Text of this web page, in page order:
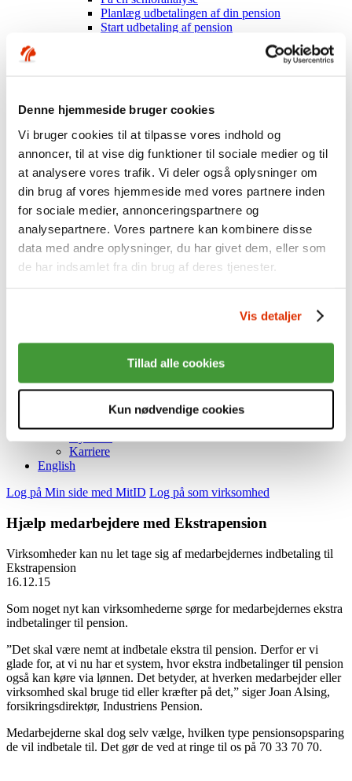
Denne hjemmeside bruger cookies
Vi bruger cookies til at tilpasse vores indhold og
annoncer, til at vise dig funktioner til sociale medier og til
at analysere vores trafik. Vi deler også oplysninger om
din brug af vores hjemmeside med vores partnere inden
for sociale medier, annonceringspartnere og
analysepartnere. Vores partnere kan kombinere disse
data med andre oplysninger, du har givet dem, eller som
de har indsamlet fra din brug af deres tjenester.
Vis detaljer
Tillad alle cookies
Kun nødvendige cookies
Planlæg udbetalingen af din pension
Start udbetaling af pension
Virksomhedsvejledninger
Overenskomster og koder
Om ordningen
Hent materiale
Mest muligt til medarbejderne
Sundhedsordning
Indhold i ordningen
Få besøg af os
Om Industriens Pension
Fakta om os
Hvem er vi?
Sådan investerer vi
Ansvarlige investeringer
Afkast
Aktiver
Karriere
English
Log på Min side med MitID Log på som virksomhed
Hjælp medarbejdere med Ekstrapension
Virksomheder kan nu let tage sig af medarbejdernes indbetaling til
Ekstrapension
16.12.15
Som noget nyt kan virksomhederne sørge for medarbejdernes ekstra
indbetalinger til pension.
”Det skal være nemt at indbetale ekstra til pension. Derfor er vi
glade for, at vi nu har et system, hvor ekstra indbetalinger til pension
også kan køre via lønnen. Det betyder, at hverken medarbejder eller
virksomhed skal bruge tid eller kræfter på det,” siger Joan Alsing,
forsikringsdirektør, Industriens Pension.
Medarbejderne skal dog selv vælge, hvilken type pensionsopsparing
de vil indbetale til. Det gør de ved at ringe til os på 70 33 70 70.